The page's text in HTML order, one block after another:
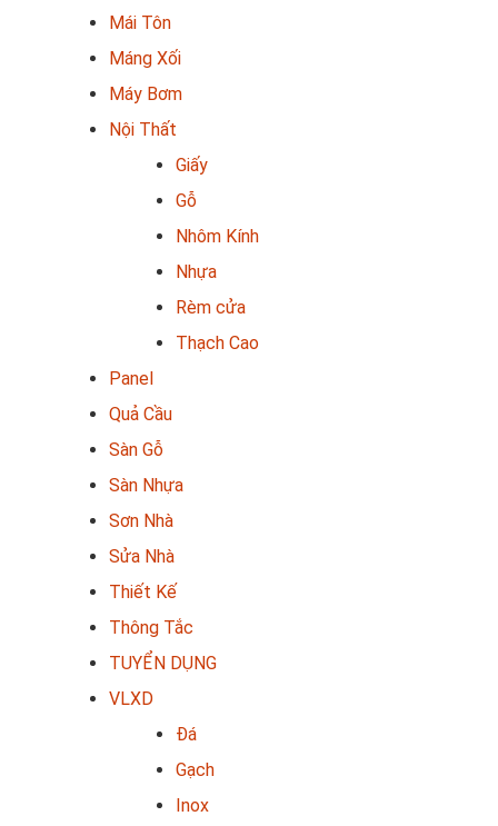
Mái Tôn
Máng Xối
Máy Bơm
Nội Thất
Giấy
Gỗ
Nhôm Kính
Nhựa
Rèm cửa
Thạch Cao
Panel
Quả Cầu
Sàn Gỗ
Sàn Nhựa
Sơn Nhà
Sửa Nhà
Thiết Kế
Thông Tắc
TUYỂN DỤNG
VLXD
Đá
Gạch
Inox